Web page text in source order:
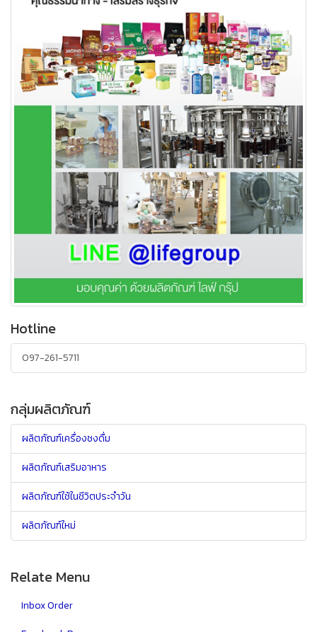
Hotline
097-261-5711
กลุ่มผลิตภัณฑ์
ผลิตภัณฑ์เครื่องชงดื่ม
ผลิตภัณฑ์เสริมอาหาร
ผลิตภัณฑ์ใช้ในชีวิตประจำวัน
ผลิตภัณฑ์ใหม่
Relate Menu
Inbox Order